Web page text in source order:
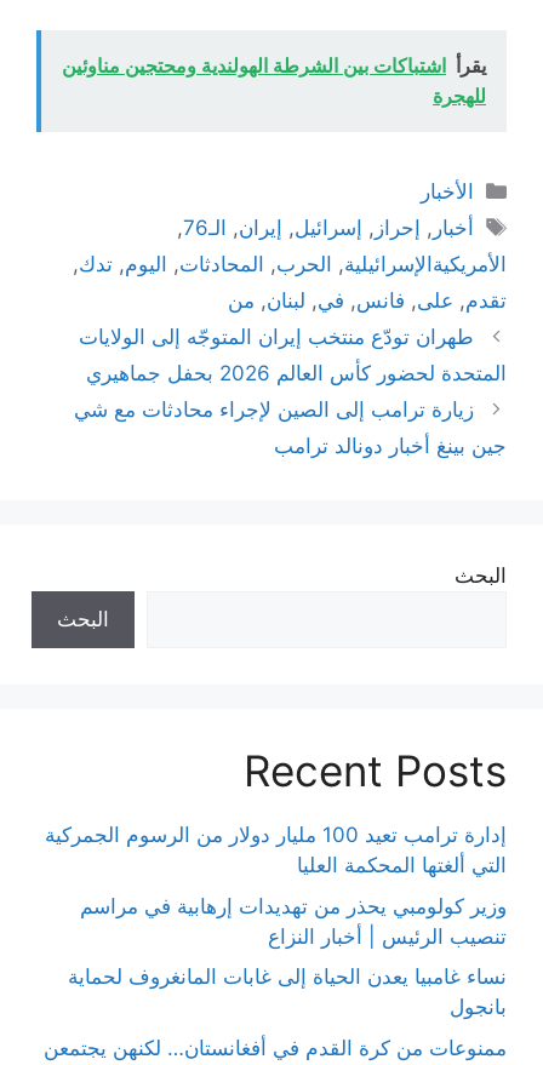
يقرأ اشتباكات بين الشرطة الهولندية ومحتجين مناوئين
للهجرة
التصنيفات
الأخبار
الوسوم
أخبار , إحراز , إسرائيل, إيران, الـ76
,
الأمريكيةالإسرائيلية, الحرب, المحادثات, اليوم, تدك,
تقدم, على, فانس, في, لبنان, من
طهران تودّع منتخب إيران المتوجّه إلى الولايات
المتحدة لحضور كأس العالم 2026 بحفل جماهيري
زيارة ترامب إلى الصين لإجراء محادثات مع شي
جين بينغ أخبار دونالد ترامب
البحث
البحث
Recent Posts
إدارة ترامب تعيد 100 مليار دولار من الرسوم الجمركية
التي ألغتها المحكمة العليا
وزير كولومبي يحذر من تهديدات إرهابية في مراسم
تنصيب الرئيس | أخبار النزاع
نساء غامبيا يعدن الحياة إلى غابات المانغروف لحماية
بانجول
ممنوعات من كرة القدم في أفغانستان… لكنهن يجتمعن